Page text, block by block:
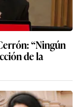
“Ningún
de la